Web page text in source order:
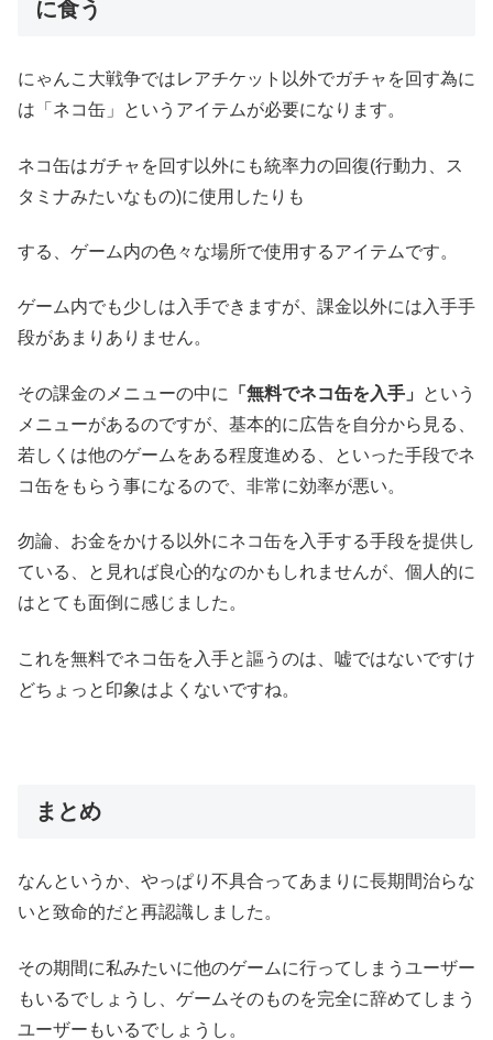
に食う
にゃんこ大戦争ではレアチケット以外でガチャを回す為に
は「ネコ缶」というアイテムが必要になります。
ネコ缶はガチャを回す以外にも統率力の回復(行動力、ス
タミナみたいなもの)に使用したりも
する、ゲーム内の色々な場所で使用するアイテムです。
ゲーム内でも少しは入手できますが、課金以外には入手手
段があまりありません。
その課金のメニューの中に 「無料でネコ缶を入手」
という
メニューがあるのですが、基本的に広告を自分から見る、
若しくは他のゲームをある程度進める、といった手段でネ
コ缶をもらう事になるので、非常に効率が悪い。
勿論、お金をかける以外にネコ缶を入手する手段を提供し
ている、と見れば良心的なのかもしれませんが、個人的に
はとても面倒に感じました。
これを無料でネコ缶を入手と謳うのは、嘘ではないですけ
どちょっと印象はよくないですね。
まとめ
なんというか、やっぱり不具合ってあまりに長期間治らな
いと致命的だと再認識しました。
その期間に私みたいに他のゲームに行ってしまうユーザー
もいるでしょうし、ゲームそのものを完全に辞めてしまう
ユーザーもいるでしょうし。